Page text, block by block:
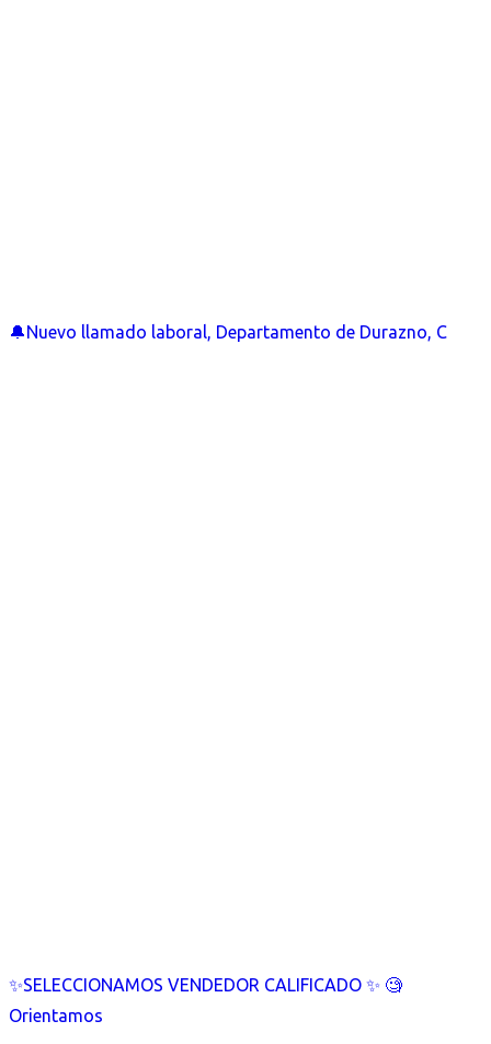
🔔Nuevo llamado laboral, Departamento de Durazno, C
✨SELECCIONAMOS VENDEDOR CALIFICADO ✨ 🧐
Orientamos